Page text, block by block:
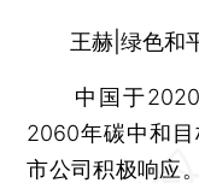
王赫|绿色和平
中国于2020
2060年碳中和
市公司积极响应